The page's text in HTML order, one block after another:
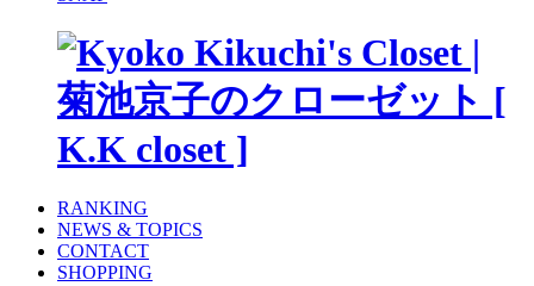
RANKING
NEWS & TOPICS
CONTACT
SHOPPING